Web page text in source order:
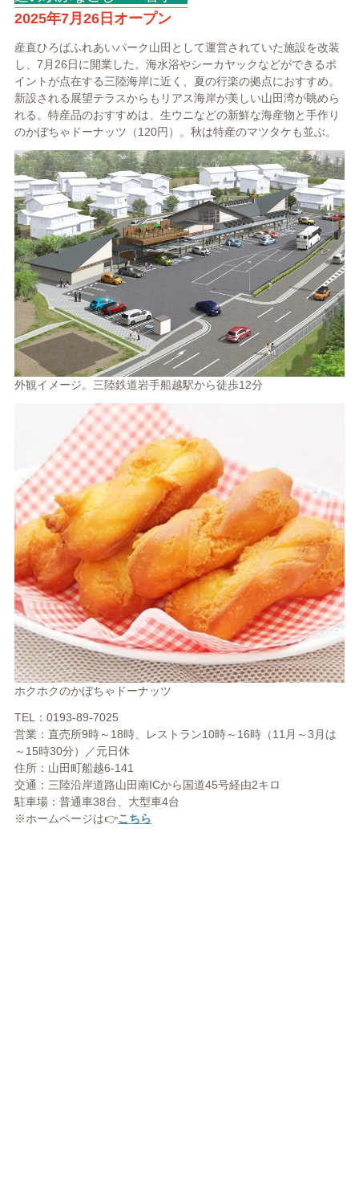
2025年7月26日オープン
産直ひろばふれあいパーク山田として運営されていた施設を改装
し、7月26日に開業した。海水浴やシーカヤックなどができるポ
イントが点在する三陸海岸に近く、夏の行楽の拠点におすすめ。
新設される展望テラスからもリアス海岸が美しい山田湾が眺めら
れる。特産品のおすすめは、生ウニなどの新鮮な海産物と手作り
のかぼちゃドーナッツ（120円）。秋は特産のマツタケも並ぶ。
外観イメージ。三陸鉄道岩手船越駅から徒歩12分
ホクホクのかぼちゃドーナッツ
TEL：0193-89-7025
営業：直売所9時～18時、レストラン10時～16時（11月～3月は
～15時30分）／元日休
住所：山田町船越6-141
交通：三陸沿岸道路山田南ICから国道45号経由2キロ
駐車場：普通車38台、大型車4台
※ホームページは👉こちら